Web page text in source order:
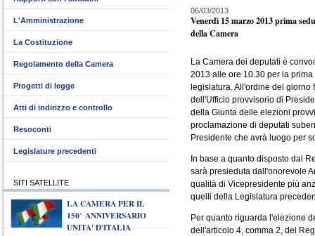
06/03/2013
Venerdì 15 marzo 2013 prima
della Camera
La Camera dei deputati è
2013 alle ore 10.30 per la
legislatura. All'ordine del giorno
dell'Ufficio provvisorio di
della Giunta delle elezioni
proclamazione di deputati
Presidente che avrà luogo per
In base a quanto disposto dal
sarà presieduta dall'onorevole
qualità di Vicepresidente più
quelli della Legislatura
Per quanto riguarda l'elezione
dell'articolo 4, comma 2, del
L'Amministrazione
La Costituzione
Regolamento della Camera
Progetti di legge
Atti di indirizzo e controllo
Resoconti
Legislature precedenti
SITI SATELLITE
LA CAMERA PER IL
150° ANNIVERSARIO
UNITA' D'ITALIA